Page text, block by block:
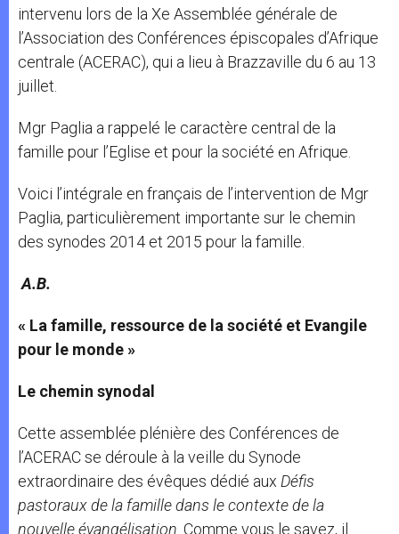
intervenu lors de la Xe Assemblée générale de
l’Association des Conférences épiscopales d’Afrique
centrale (ACERAC), qui a lieu à Brazzaville du 6 au 13
juillet.
Mgr Paglia a rappelé le caractère central de la
famille pour l’Eglise et pour la société en Afrique.
Voici l’intégrale en français de l’intervention de Mgr
Paglia, particulièrement importante sur le chemin
des synodes 2014 et 2015 pour la famille.
A.B.
« La famille, ressource de la société et Evangile
pour le monde »
Le chemin synodal
Cette assemblée plénière des Conférences de
l’ACERAC se déroule à la veille du Synode
extraordinaire des évêques dédié aux Défis
pastoraux de la famille dans le contexte de la
nouvelle évangélisation . Comme vous le savez, il